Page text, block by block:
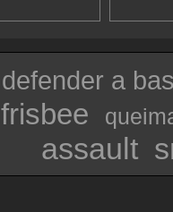
defender a
frisbee
assault